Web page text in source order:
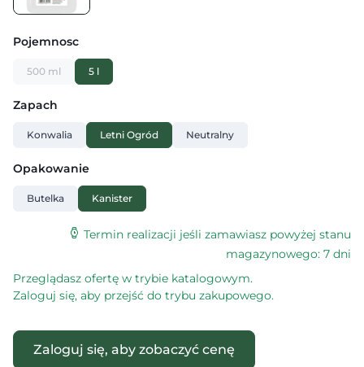
Pojemnosc
500 ml 5 l
Zapach
Konwalia Letni Ogród Neutralny
Opakowanie
Butelka Kanister
Termin realizacji jeśli zamawiasz powyżej stanu
magazynowego: 7 dni
Przeglądasz ofertę w trybie katalogowym.
Zaloguj się, aby przejść do trybu zakupowego.
Zaloguj się, aby zobaczyć cenę